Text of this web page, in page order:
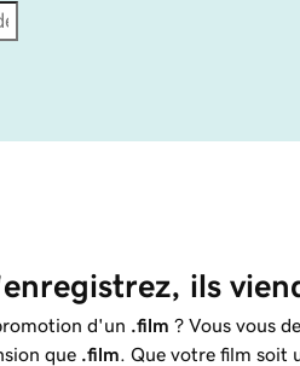
ils
d'un .film ? Vous vous
que .film . Que votre film soit